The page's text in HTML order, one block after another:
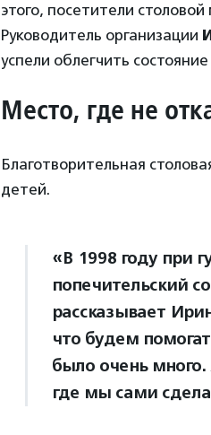
этого, посетители
Руководитель организации
успели облегчить
Место, где не
Благотворительная
детей.
«В 1998 году при
попечительский
рассказывает
что будем
было очень
где мы сами